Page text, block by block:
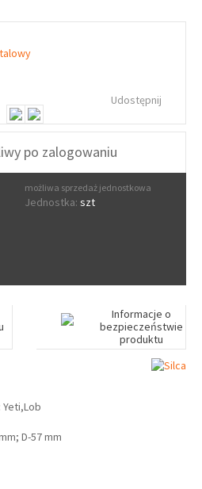
Udostępnij
po zalogowaniu
możliwa sprzedaż jednostkowa
Jednostka: szt
Informacje o
bezpieczeństwie
produktu
D-57 mm